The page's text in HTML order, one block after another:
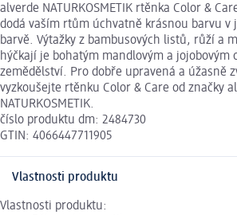
alverde NATURKOSMETIK rtěnka Color &
dodá vaším rtům úchvatně krásnou barvu v
barvě. Výtažky z bambusových listů, růží a
hýčkají je bohatým mandlovým a jojobovým
zemědělství. Pro dobře upravená a úžasně
vyzkoušejte rtěnku Color & Care od značky
NATURKOSMETIK.
číslo produktu dm: 2484730
GTIN: 4066447711905
Vlastnosti produktu
Vlastnosti produktu: